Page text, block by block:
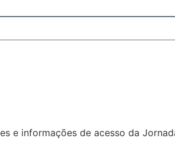
e informações de acesso da